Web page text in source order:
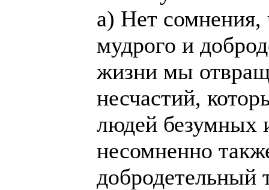
а) Нет сомнения,
мудрого и
жизни мы
несчастий,
людей безумных
несомненно
добродетельный